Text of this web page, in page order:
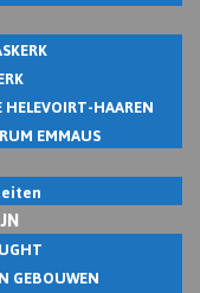
HAAREN
EMMAUS
GEBOUWEN